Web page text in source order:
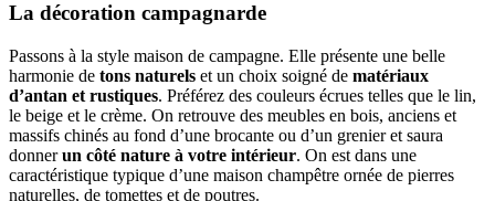
La décoration campagnarde
Passons à la style maison de campagne. Elle présente une belle
harmonie de tons naturels et un choix soigné de matériaux
d’antan et rustiques. Préférez des couleurs écrues telles que le lin,
le beige et le crème. On retrouve des meubles en bois, anciens et
massifs chinés au fond d’une brocante ou d’un grenier et saura
donnerun côté nature à votre intérieur. On est dans une
caractéristique typique d’une maison champêtre ornée de pierres
naturelles, de tomettes et de poutres.